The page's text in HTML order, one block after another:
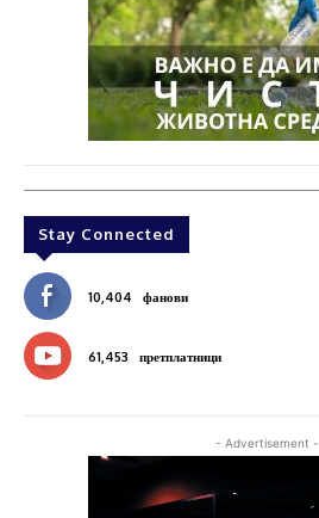
Stay Connected
10,404 фанови
61,453 претплатници
- Advertisement -